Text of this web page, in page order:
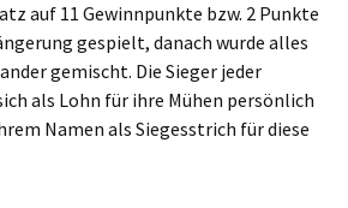
auf 11 Gewinnpunkte bzw. 2 Punkte
gespielt, danach wurde alles
gemischt. Die Sieger jeder
als Lohn für ihre Mühen persönlich
Namen als Siegesstrich für diese